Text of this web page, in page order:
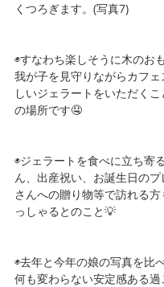
くつろぎます。(写真7)
◉すなわち楽しそうに木のお
我が子を見守りながらカフ
しいジェラートをいただく
の場所です🤤
◉ジェラートを食べに立ち寄
ん、出産祝い、お誕生日の
さんへの贈り物等で訪れる
っしゃるとのこと💡
◉去年と今年の娘の写真を比
何も変わらない安定感ある